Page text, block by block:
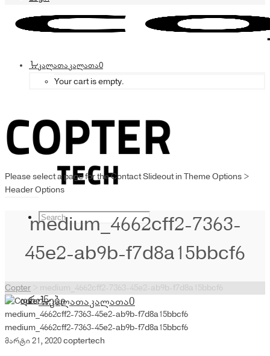
კალათაკალათა0
Your cart is empty.
კალათაკალათა0
დრონები
Please select a page for the Contact Slideout in Theme Options >
Header Options
medium_4662cff2-7363-
45e2-ab9b-f7d8a15bbcf6
Copter medium_4662cff2-7363-45e2-ab9b-f7d8a15bbcf6
medium_4662cff2-7363-45e2-ab9b-f7d8a15bbcf6
medium_4662cff2-7363-45e2-ab9b-f7d8a15bbcf6
მარტი 21, 2020coptertech